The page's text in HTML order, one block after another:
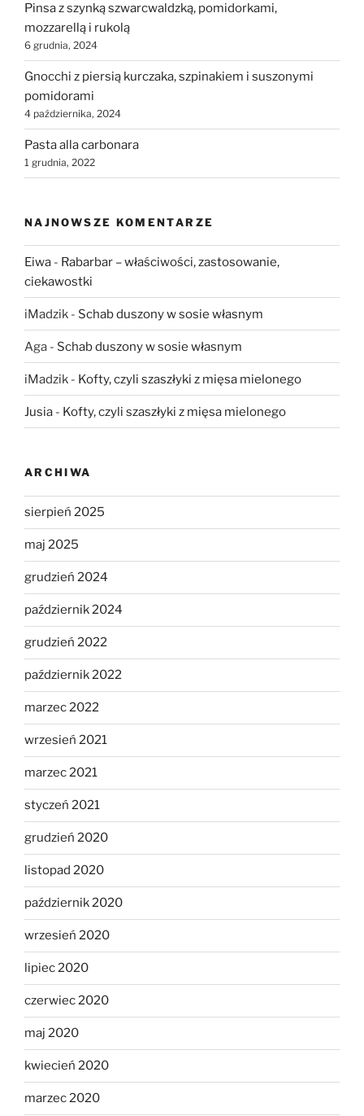
Pinsa z szynką szwarcwaldzką, pomidorkami,
mozzarellą i rukolą
6 grudnia, 2024
Gnocchi z piersią kurczaka, szpinakiem i suszonymi
pomidorami
4 października, 2024
Pasta alla carbonara
1 grudnia, 2022
NAJNOWSZE KOMENTARZE
Eiwa - Rabarbar – właściwości, zastosowanie,
ciekawostki
iMadzik - Schab duszony w sosie własnym
Aga - Schab duszony w sosie własnym
iMadzik - Kofty, czyli szaszłyki z mięsa mielonego
Jusia - Kofty, czyli szaszłyki z mięsa mielonego
ARCHIWA
sierpień 2025
maj 2025
grudzień 2024
październik 2024
grudzień 2022
październik 2022
marzec 2022
wrzesień 2021
marzec 2021
styczeń 2021
grudzień 2020
listopad 2020
październik 2020
wrzesień 2020
lipiec 2020
czerwiec 2020
maj 2020
kwiecień 2020
marzec 2020